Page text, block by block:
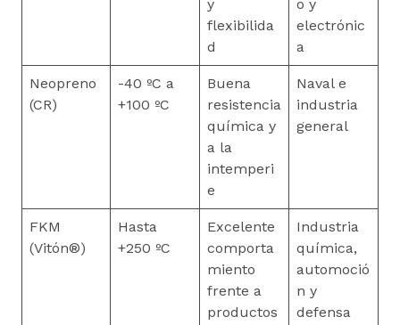
y
flexibilida
d
o y
electrónic
a
Neopreno
(CR)
-40 ºC a
+100 ºC
Buena
resistencia
química y
a la
intemperi
e
Naval e
industria
general
FKM
(Vitón®)
Hasta
+250 ºC
Excelente
comporta
miento
frente a
productos
Industria
química,
automoció
n y
defensa